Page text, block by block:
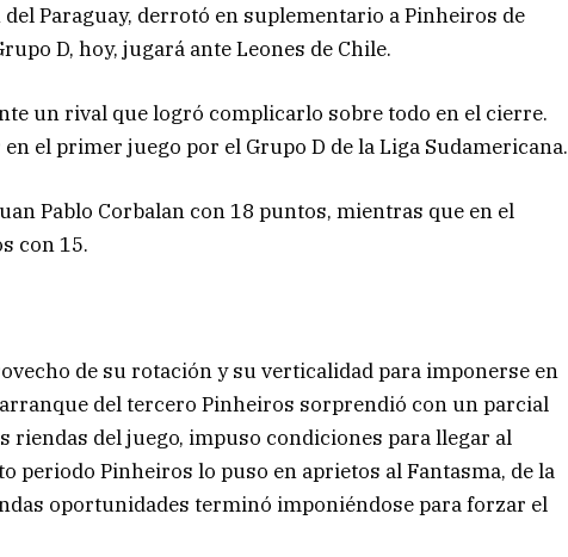
Paraguay, derrotó en suplementario a Pinheiros de
D, hoy, jugará ante Leones de Chile.
un rival que logró complicarlo sobre todo en el cierre.
el primer juego por el Grupo D de la Liga Sudamericana.
Pablo Corbalan con 18 puntos, mientras que en el
con 15.
de su rotación y su verticalidad para imponerse en
del tercero Pinheiros sorprendió con un parcial
riendas del juego, impuso condiciones para llegar al
periodo Pinheiros lo puso en aprietos al Fantasma, de la
oportunidades terminó imponiéndose para forzar el